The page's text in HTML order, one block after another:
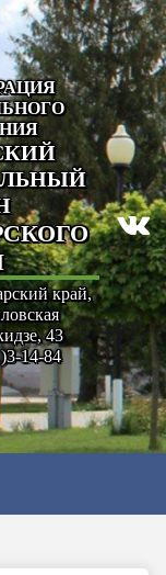
край,
43
14-84